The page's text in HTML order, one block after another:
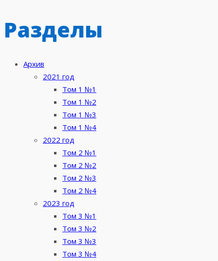
Разделы
Архив
2021 год
Том 1 №1
Том 1 №2
Том 1 №3
Том 1 №4
2022 год
Том 2 №1
Том 2 №2
Том 2 №3
Том 2 №4
2023 год
Том 3 №1
Том 3 №2
Том 3 №3
Том 3 №4